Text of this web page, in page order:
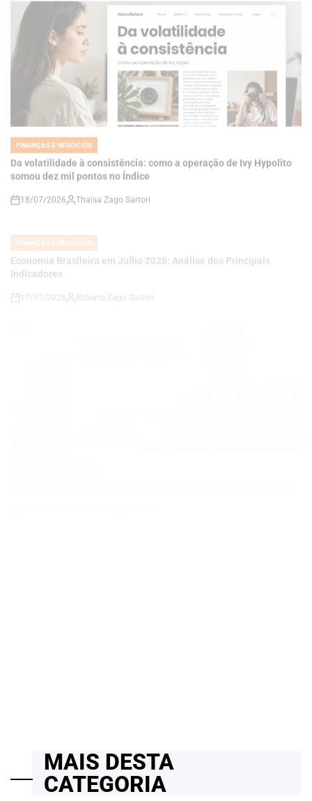
FINANÇAS E NEGÓCIOS
Da volatilidade à consistência: como a operação de Ivy Hypolito
somou dez mil pontos no Índice
on
18/07/2026 Thaisa Zago Sartori
IN
FINANÇAS E NEGÓCIOS
Economia Brasileira em Julho 2026: Análise dos Principais
on
17/07/2026 Roberto Zago Sartori
MAIS DESTA
CATEGORIA